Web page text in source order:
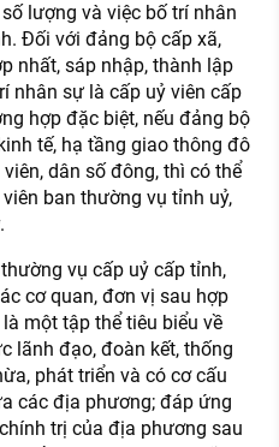
lượng và việc bố trí nhân
Đối với đảng bộ cấp xã,
nhất, sáp nhập, thành lập
nhân sự là cấp uỷ viên cấp
hợp đặc biệt, nếu đảng bộ
tế, hạ tầng giao thông đô
dân số đông, thì có thể
ban thường vụ tỉnh uỷ,
vụ cấp uỷ cấp tỉnh,
cơ quan, đơn vị sau hợp
một tập thể tiêu biểu về
lãnh đạo, đoàn kết, thống
phát triển và có cơ cấu
các địa phương; đáp ứng
trị của địa phương sau